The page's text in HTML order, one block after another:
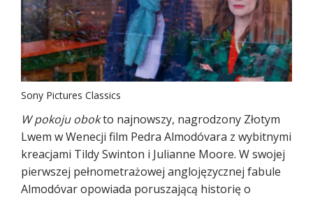
Sony Pictures Classics
W pokoju obokto najnowszy, nagrodzony Złotym
Lwem w Wenecji film Pedra Almodóvara z wybitnymi
kreacjami Tildy Swinton i Julianne Moore. W swojej
pierwszej pełnometrażowej anglojęzycznej fabule
Almodóvar opowiada poruszającą historię o